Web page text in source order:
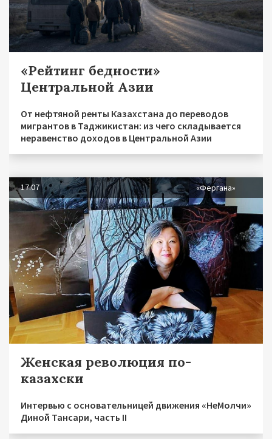
«Рейтинг бедности»
Центральной Азии
От нефтяной ренты Казахстана до переводов
мигрантов в Таджикистан: из чего складывается
неравенство доходов в Центральной Азии
17.07 «Фергана»
Женская революция по-
казахски
Интервью с основательницей движения «НеМолчи»
Диной Тансари, часть II